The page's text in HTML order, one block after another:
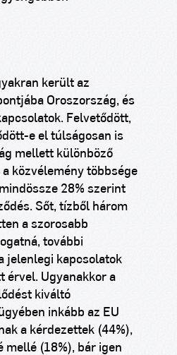
került az
Oroszország, és
Felvetődött,
e el túlságosan is
mellett különböző
a közvélemény többsége
28% szerint
Sőt, tízből három
a szorosabb
további
jelenlegi kapcsolatok
érvel. Ugyanakkor a
kiváltó
inkább az EU
a kérdezettek (44%),
mellé (18%), bár igen